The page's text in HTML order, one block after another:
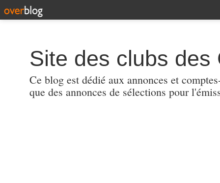
Site des clubs
Ce blog est dédié aux annonces et
que des annonces de sélections pour